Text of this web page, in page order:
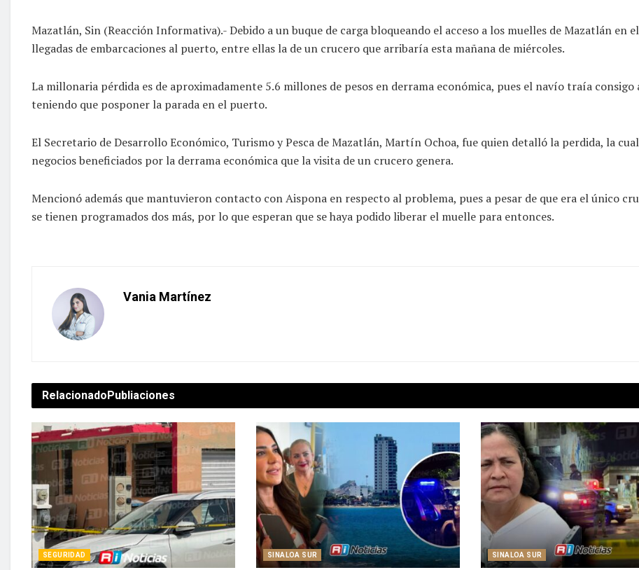
Mazatlán, Sin (Reacción Informativa).- Debido a un buque de carga bloqueando el acceso a los muelles de Mazatlán en
llegadas de embarcaciones al puerto, entre ellas la de un crucero que arribaría esta mañana de miércoles.
La millonaria pérdida es de aproximadamente 5.6 millones de pesos en derrama económica, pues el navío traía
teniendo que posponer la parada en el puerto.
El Secretario de Desarrollo Económico, Turismo y Pesca de Mazatlán, Martín Ochoa, fue quien detalló la perdida, la
negocios beneficiados por la derrama económica que la visita de un crucero genera.
Mencionó además que mantuvieron contacto con Aispona en respecto al problema, pues a pesar de que era el único
se tienen programados dos más, por lo que esperan que se haya podido liberar el muelle para entonces.
Vania Martínez
Relacionado Publiaciones
SEGURIDAD SINALOA SUR SINALOA SUR